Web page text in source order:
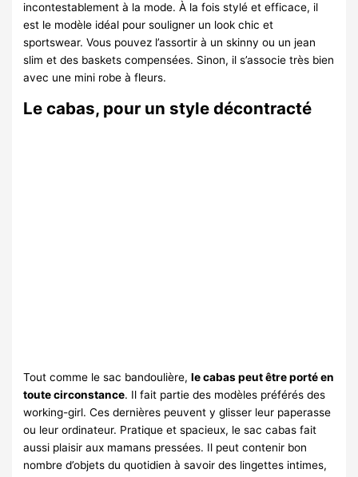
incontestablement à la mode. À la fois stylé et efficace, il
est le modèle idéal pour souligner un look chic et
sportswear. Vous pouvez l’assortir à un skinny ou un jean
slim et des baskets compensées. Sinon, il s’associe très bien
avec une mini robe à fleurs.
Le cabas, pour un style décontracté
Tout comme le sac bandoulière,le cabas peut être porté en
toute circonstance. Il fait partie des modèles préférés des
working-girl. Ces dernières peuvent y glisser leur paperasse
ou leur ordinateur. Pratique et spacieux, le sac cabas fait
aussi plaisir aux mamans pressées. Il peut contenir bon
nombre d’objets du quotidien à savoir des lingettes intimes,